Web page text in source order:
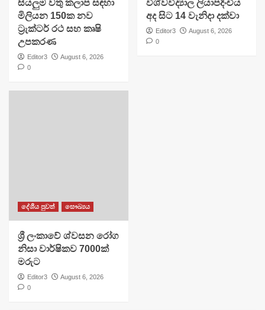
සියලුම වතු කලාප සඳහා
මිලියන 150ක නව
ට්‍රැක්ටර් රථ සහ කෘෂි
උපකරණ
Editor3
August 6, 2026
0
විශ්වවිද්‍යාල ලියාපදිංචිය
අද සිට 14 වැනිදා දක්වා
Editor3
August 6, 2026
0
දේශීය පුවත් සෞඛ්‍යය
ශ්‍රී ලංකාවේ ශ්වසන රෝග
නිසා වාර්ෂිකව 7000ක්
මරුට
Editor3
August 6, 2026
0